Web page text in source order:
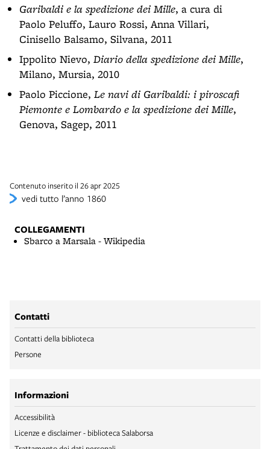
Garibaldi e la spedizione dei Mille, a cura di
Paolo Peluffo, Lauro Rossi, Anna Villari,
Cinisello Balsamo, Silvana, 2011
Ippolito Nievo, Diario della spedizione dei Mille,
Milano, Mursia, 2010
Paolo Piccione, Le navi di Garibaldi: i piroscafi
Piemonte e Lombardo e la spedizione dei Mille,
Genova, Sagep, 2011
Contenuto inserito il 26 apr 2025
vedi tutto l’anno 1860
COLLEGAMENTI
Sbarco a Marsala - Wikipedia
Contatti
Contatti della biblioteca
Persone
Informazioni
Accessibilità
Licenze e disclaimer - biblioteca Salaborsa